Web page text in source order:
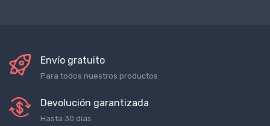
Envío gratuito
Para todos nuestros productos
Devolución garantizada
Hasta 30 días